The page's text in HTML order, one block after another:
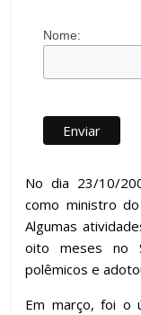
Nome:
No dia 23/10/
como ministro
Algumas
oito meses no
polêmicos e
Em março, foi o